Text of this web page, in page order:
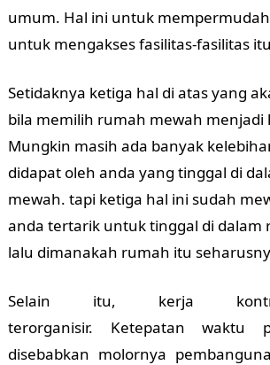
umum. Hal ini untuk
untuk mengakses fasilitas-fasilitas
Setidaknya ketiga hal di atas yang
bila memilih rumah mewah menjadi
Mungkin masih ada banyak
didapat oleh anda yang tinggal di
mewah. tapi ketiga hal ini sudah
anda tertarik untuk tinggal di dalam
lalu dimanakah rumah itu
Selain itu, kerja
terorganisir. Ketepatan waktu
disebabkan molornya